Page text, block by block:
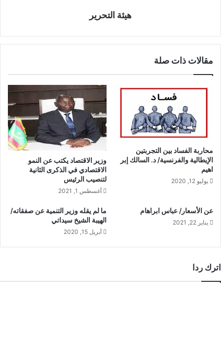
هيئة التحرير
مقالات ذات صلة
محاربة الفساد بين التجربتين
الإيطالية والفرنسية/ د. السالك إبر
اهيم
يوليو 12, 2020
وزير الاقتصاد يكتب عن النمو
الاقتصادي في الذكرى الثانية
لتنصيب الرئيس
أغسطس 1, 2021
عن الأسعار/ عباس ابراهام
يناير 22, 2021
ما لم يقله وزير التنمية عن صفقاته/
الهيبة الشيخ سيداتي
أبريل 15, 2020
اترك ردا